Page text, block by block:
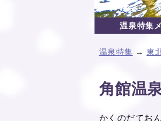
温泉特集
温泉特集 →東
角館温
かくのだてお